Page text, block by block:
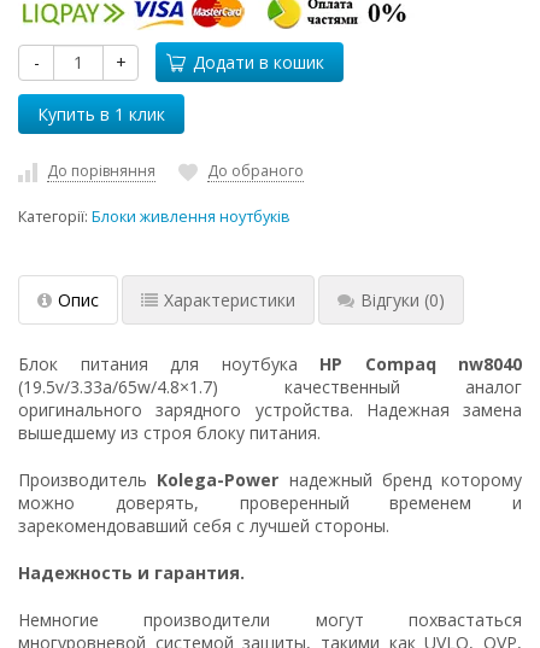
- + Додати в кошик
До порівняння До обраного
Категорії: Блоки живлення ноутбуків
Опис Характеристики Відгуки (0)
Блок питания для ноутбука HP Compaq nw8040
(19.5v/3.33a/65w/4.8×1.7) качественный аналог
оригинального зарядного устройства. Надежная замена
вышедшему из строя блоку питания.
Производитель Kolega-Power надежный бренд которому
можно доверять, проверенный временем и
зарекомендовавший себя с лучшей стороны.
Надежность и гарантия.
Немногие производители могут похвастаться
многуровневой системой защиты, такими как UVLO, OVP,